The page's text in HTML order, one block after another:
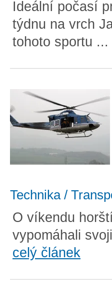
Ideální počasí
týdnu na vrch
tohoto sportu ...
Technika /
O víkendu
vypomáhali
celý článek